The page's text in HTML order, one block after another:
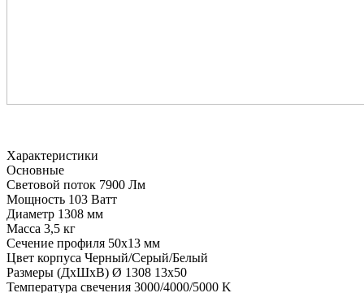
Характеристики
Основные
Световой поток 7900 Лм
Мощность 103 Ватт
Диаметр 1308 мм
Масса 3,5 кг
Сечение профиля 50х13 мм
Цвет корпуса Черный/Серый/Белый
Размеры (ДхШхВ) Ø 1308 13х50
Температура свечения 3000/4000/5000 K